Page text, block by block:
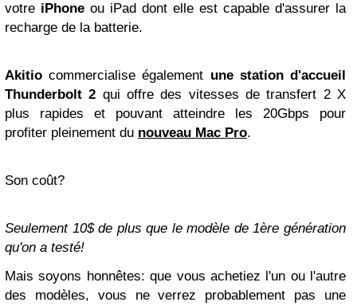
votre iPhone ou iPad dont elle est capable d'assurer la
recharge de la batterie.
Akitio commercialise également une station d'accueil
Thunderbolt 2 qui offre des vitesses de transfert 2 X
plus rapides et pouvant atteindre les 20Gbps pour
profiter pleinement du nouveau Mac Pro.
Son coût?
Seulement 10$ de plus que le modèle de 1ère génération
qu'on a testé!
Mais soyons honnêtes: que vous achetiez l'un ou l'autre
des modèles, vous ne verrez probablement pas une